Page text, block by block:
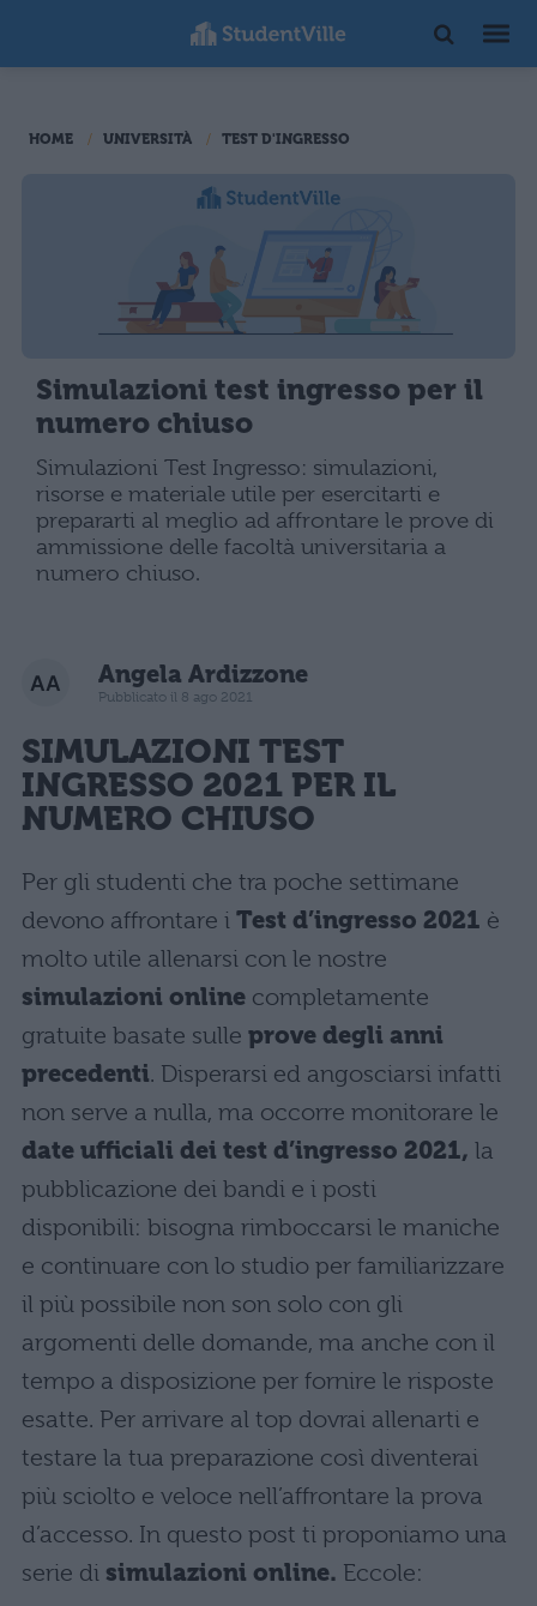
HOME UNIVERSITÀ TEST D'INGRESSO
Simulazioni test ingresso per il
numero chiuso
Simulazioni Test Ingresso: simulazioni,
risorse e materiale utile per esercitarti e
prepararti al meglio ad affrontare le prove di
ammissione delle facoltà universitaria a
numero chiuso.
Angela Ardizzone
Pubblicato il 8 ago 2021
SIMULAZIONITEST
INGRESSO 2021 PER IL
NUMERO CHIUSO
Per gli studenti che tra poche settimane
devono affrontare i Test d’ingresso 2021 è
molto utile allenarsi con le nostre
simulazioni online completamente
gratuite basate sulle prove degli anni
precedenti. Disperarsi ed angosciarsi infatti
non serve a nulla, ma occorre monitorare le
date ufficiali dei test d’ingresso 2021, la
pubblicazione dei bandi e i posti
disponibili: bisogna rimboccarsi le maniche
e continuare con lo studio per familiarizzare
il più possibile non son solo con gli
argomenti delle domande, ma anche con il
tempo a disposizione per fornire le risposte
esatte. Per arrivare al top dovrai allenarti e
testare la tua preparazione così diventerai
più sciolto e veloce nell’affrontare la prova
d’accesso. In questo post ti proponiamo una
serie di simulazioni online. Eccole: